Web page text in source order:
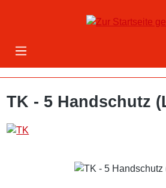
Zum Hauptinhalt springen
TK - 5 Handschutz
Bildergalerie überspringen